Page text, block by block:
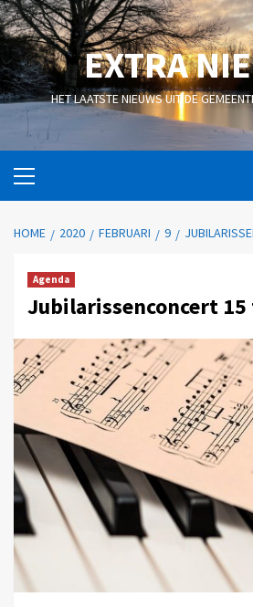
EXTRA
HET LAATSTE NIEUWS UIT DE
HOME 2020 FEBRUARI 9
Agenda
Jubilarissenconcert